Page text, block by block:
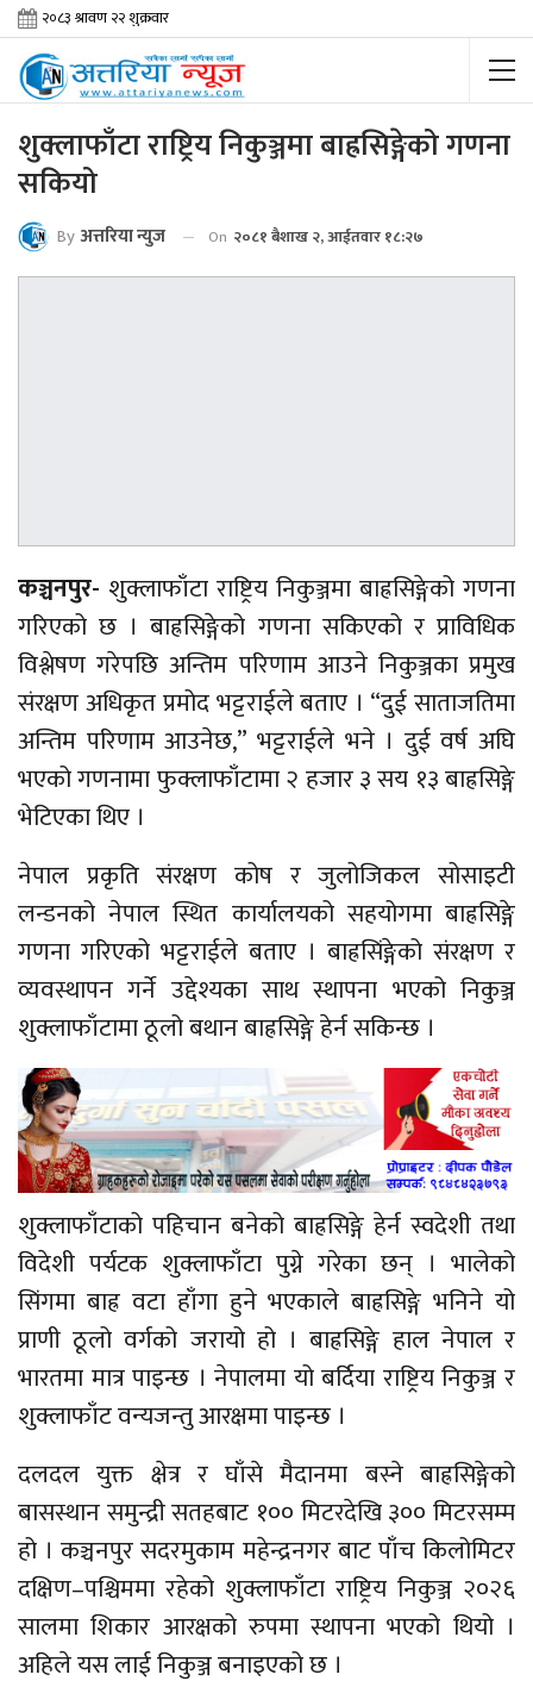
शुक्लाफाँटा राष्ट्रिय निकुञ्जमा बाह्रसिङ्गेको गणना
सकियो
By अत्तरिया न्युज On २०८१ बैशाख २, आईतवार १८:२७
कञ्चनपुर- शुक्लाफाँटा राष्ट्रिय निकुञ्जमा बाह्रसिङ्गेको गणना
गरिएको छ । बाह्रसिङ्गेको गणना सकिएको र प्राविधिक
विश्लेषण गरेपछि अन्तिम परिणाम आउने निकुञ्जका प्रमुख
संरक्षण अधिकृत प्रमोद भट्टराईले बताए । “दुई साताजतिमा
अन्तिम परिणाम आउनेछ,” भट्टराईले भने । दुई वर्ष अघि
भएको गणनामाफुक्लाफाँटामा२ हजार ३ सय १३ बाह्रसिङ्गे
भेटिएका थिए ।
नेपाल प्रकृति संरक्षण कोष र जुलोजिकल सोसाइटी
लन्डनको नेपाल स्थित कार्यालयको सहयोगमा बाह्रसिङ्गे
गणना गरिएको भट्टराईले बताए । बाह्रसिंङ्गेको संरक्षण र
व्यवस्थापन गर्ने उद्देश्यका साथ स्थापना भएको निकुञ्ज
शुक्लाफाँटामा ठूलो बथान बाह्रसिङ्गे हेर्न सकिन्छ ।
शुक्लाफाँटाको पहिचान बनेको बाह्रसिङ्गे हेर्न स्वदेशी तथा
विदेशी पर्यटक शुक्लाफाँटा पुग्ने गरेका छन् । भालेको
सिंगमा बाह्र वटा हाँगा हुने भएकाले बाह्रसिङ्गे भनिने यो
प्राणी ठूलो वर्गको जरायो हो । बाह्रसिङ्गे हाल नेपाल र
भारतमा मात्र पाइन्छ । नेपालमा यो बर्दिया राष्ट्रिय निकुञ्ज र
शुक्लाफाँट वन्यजन्तु आरक्षमा पाइन्छ ।
दलदल युक्त क्षेत्र र घाँसे मैदानमा बस्ने बाह्रसिङ्गेको
बासस्थान समुन्द्री सतहबाट १०० मिटरदेखि ३०० मिटरसम्म
हो । कञ्चनपुर सदरमुकाम महेन्द्रनगर बाट पाँच किलोमिटर
दक्षिण–पश्चिममा रहेको शुक्लाफाँटा राष्ट्रिय निकुञ्ज २०२६
सालमा शिकार आरक्षको रुपमा स्थापना भएको थियो ।
अहिले यस लाई निकुञ्ज बनाइएको छ ।